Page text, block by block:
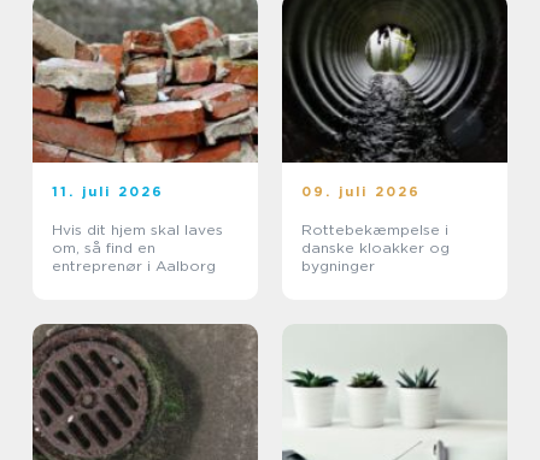
11. juli 2026
Hvis dit hjem skal laves
om, så find en
entreprenør i Aalborg
09. juli 2026
Rottebekæmpelse i
danske kloakker og
bygninger